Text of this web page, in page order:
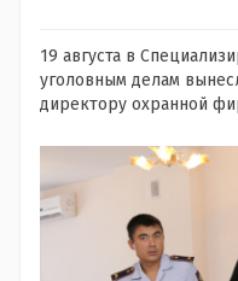
19 августа в
уголовным делам
директору охранной